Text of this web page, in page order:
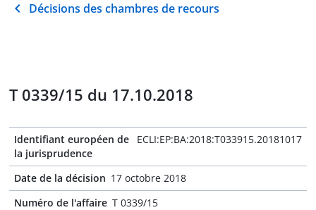
Décisions des chambres de recours
T 0339/15 du 17.10.2018
Identifiant européen de
la jurisprudence
ECLI:EP:BA:2018:T033915.20181017
Date de la décision 17 octobre 2018
Numéro de l'affaire T 0339/15